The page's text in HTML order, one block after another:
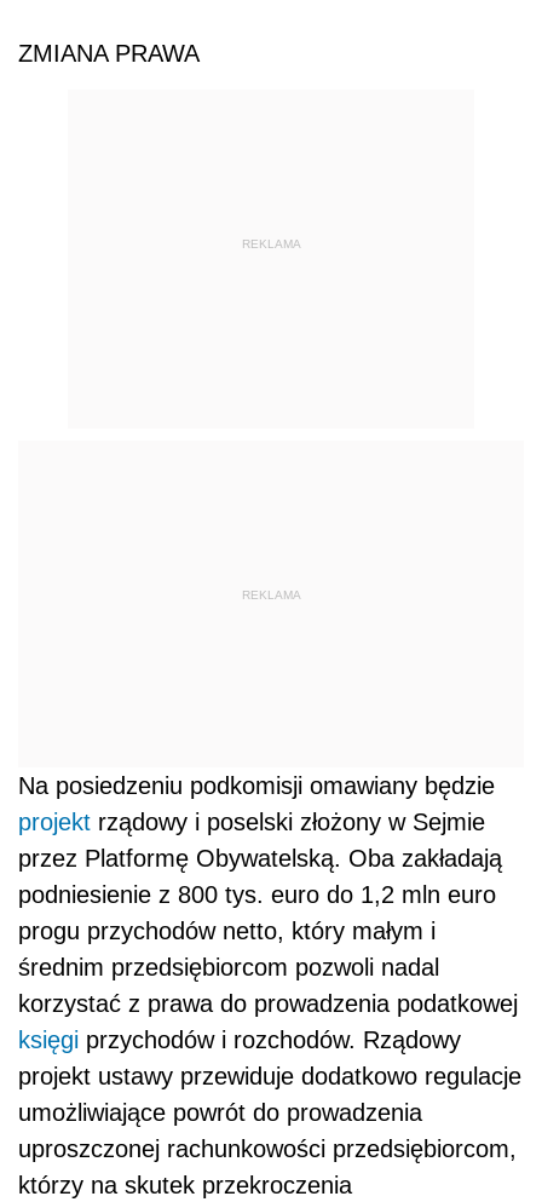
ZMIANA PRAWA
REKLAMA
REKLAMA
Na posiedzeniu podkomisji omawiany będzie
projekt rządowy i poselski złożony w Sejmie
przez Platformę Obywatelską. Oba zakładają
podniesienie z 800 tys. euro do 1,2 mln euro
progu przychodów netto, który małym i
średnim przedsiębiorcom pozwoli nadal
korzystać z prawa do prowadzenia podatkowej
księgi przychodów i rozchodów. Rządowy
projekt ustawy przewiduje dodatkowo regulacje
umożliwiające powrót do prowadzenia
uproszczonej rachunkowości przedsiębiorcom,
którzy na skutek przekroczenia